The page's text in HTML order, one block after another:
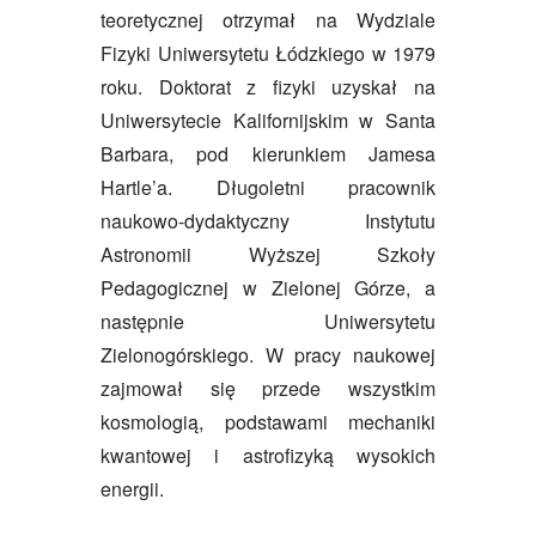
teoretycznej otrzymał na Wydziale
Fizyki Uniwersytetu Łódzkiego w 1979
roku. Doktorat z fizyki uzyskał na
Uniwersytecie Kalifornijskim w Santa
Barbara, pod kierunkiem Jamesa
Hartle’a. Długoletni pracownik
naukowo-dydaktyczny Instytutu
Astronomii Wyższej Szkoły
Pedagogicznej w Zielonej Górze, a
następnie Uniwersytetu
Zielonogórskiego. W pracy naukowej
zajmował się przede wszystkim
kosmologią, podstawami mechaniki
kwantowej i astrofizyką wysokich
energii.